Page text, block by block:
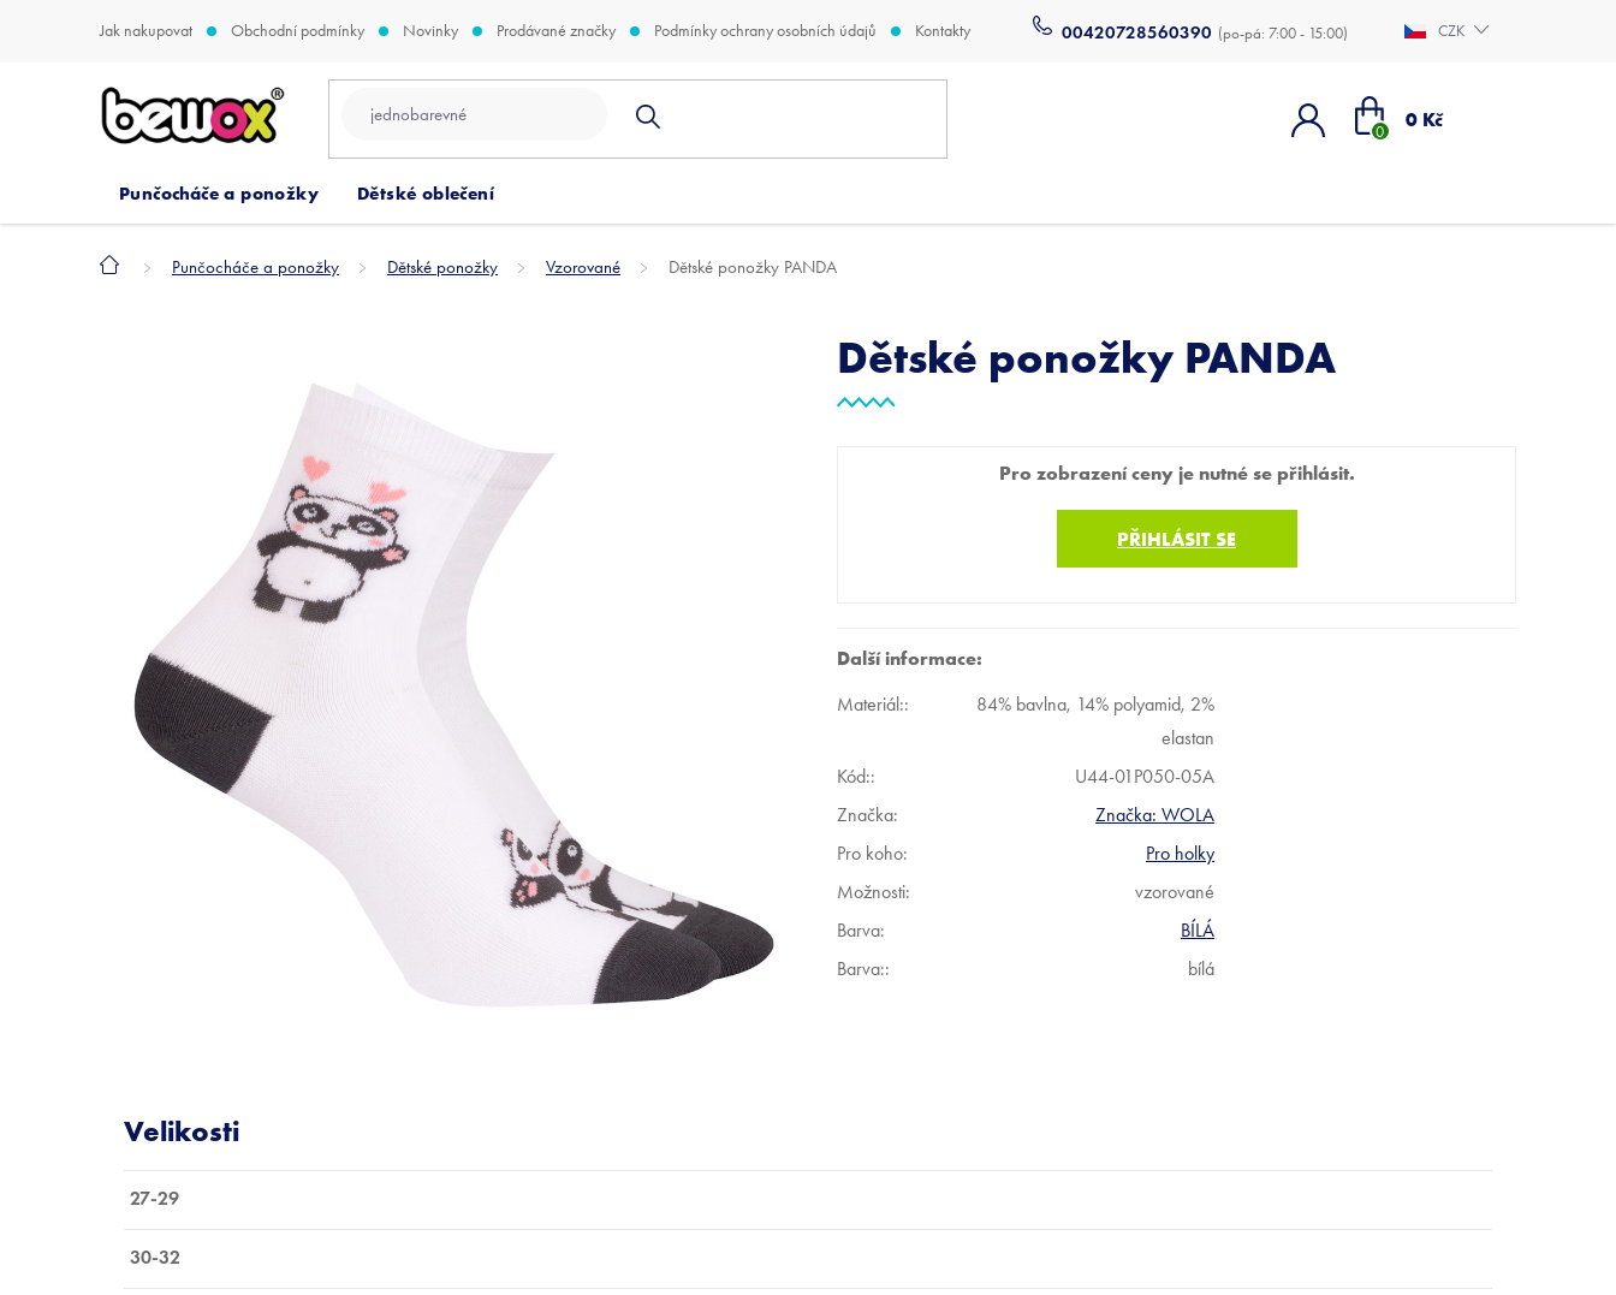
00420728560390
Jak nakupovat Obchodní podmínky Novinky Prodávané značky Podmínky ochrany osobních údajů Kontakty CZK
Nákupní
0 Kč
Punčocháče a ponožky Dětské oblečení
Domů Punčocháče a ponožky Dětské ponožky Vzorované Dětské ponožky PANDA
Dětské ponožky PANDA
Pro zobrazení ceny je nutné se přihlásit.
PŘIHLÁSIT SE
Další informace:
Materiál::
84% bavlna, 14% polyamid, 2%
elastan
Kód::
U44-01P050-05A
Značka:
Značka: WOLA
Pro koho:
Pro holky
Možnosti:
vzorované
Barva:
BÍLÁ
Barva:: bílá
27-29
30-32